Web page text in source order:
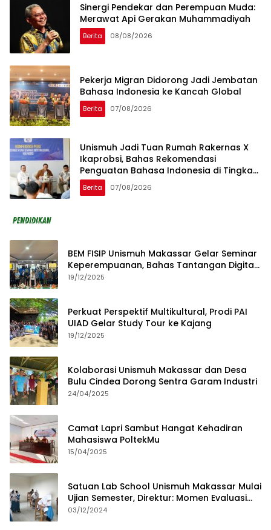
Sinergi Pendekar dan Perempuan Muda:
Merawat Api Gerakan Muhammadiyah
Berita 08/08/2026
Pekerja Migran Didorong Jadi Jembatan
Bahasa Indonesia ke Kancah Global
Berita 07/08/2026
Unismuh Jadi Tuan Rumah Rakernas X
Ikaprobsi, Bahas Rekomendasi
Penguatan Bahasa Indonesia di Tingkat
Global
Berita 07/08/2026
BEM FISIP Unismuh Makassar Gelar Seminar
Keperempuanan, Bahas Tantangan Digital
dan Budaya Lokal
19/12/2025
Perkuat Perspektif Multikultural, Prodi PAI
UIAD Gelar Study Tour ke Kajang
19/12/2025
Kolaborasi Unismuh Makassar dan Desa
Bulu Cindea Dorong Sentra Garam Industri
24/04/2025
Camat Lapri Sambut Hangat Kehadiran
Mahasiswa PoltekMu
15/04/2025
Satuan Lab School Unismuh Makassar Mulai
Ujian Semester, Direktur: Momen Evaluasi
Proses Pembelajaran
03/12/2024